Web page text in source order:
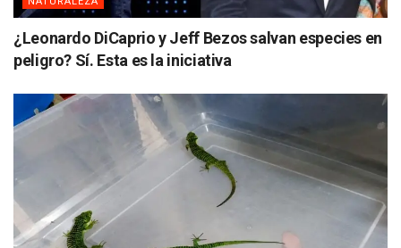
¿Leonardo DiCaprio y Jeff Bezos salvan especies en
peligro? Sí. Esta es la iniciativa